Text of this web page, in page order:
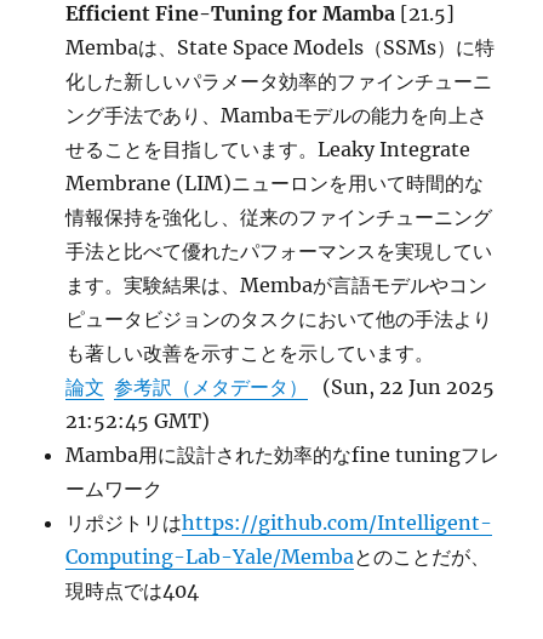
Efficient Fine-Tuning for Mamba [21.5]
Membaは、State Space Models（SSMs）に特
化した新しいパラメータ効率的ファインチューニ
ング手法であり、Mambaモデルの能力を向上さ
せることを目指しています。Leaky Integrate
Membrane (LIM)ニューロンを用いて時間的な
情報保持を強化し、従来のファインチューニング
手法と比べて優れたパフォーマンスを実現してい
ます。実験結果は、Membaが言語モデルやコン
ピュータビジョンのタスクにおいて他の手法より
も著しい改善を示すことを示しています。
論文 参考訳（メタデータ）
(Sun, 22 Jun 2025
21:52:45 GMT)
Mamba用に設計された効率的なfine tuningフレ
ームワーク
リポジトリはhttps://github.com/Intelligent-
Computing-Lab-Yale/Membaとのことだが、
現時点では404